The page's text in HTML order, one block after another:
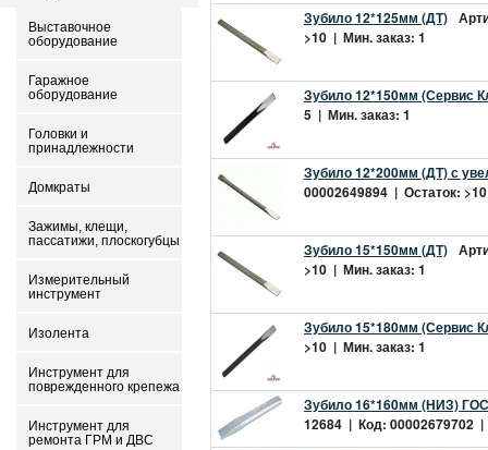
Выставочное
оборудование
Гаражное
оборудование
Головки и
принадлежности
Домкраты
Зажимы, клещи,
пассатижи, плоскогубцы
Измерительный
инструмент
Изолента
Инструмент для
поврежденного крепежа
Инструмент для
ремонта ГРМ и ДВС
Зубило 12*125мм (ДТ)
>10 | Мин. заказ: 1
Зубило 12*150мм (Сервис
5 | Мин. заказ: 1
Зубило 12*200мм (ДТ) с
00002649894 | Остаток:
Зубило 15*150мм (ДТ)
>10 | Мин. заказ: 1
Зубило 15*180мм (Сервис
>10 | Мин. заказ: 1
Зубило 16*160мм (НИЗ)
12684 | Код: 00002679702